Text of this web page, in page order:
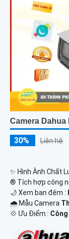
Camera Dahua
30% Liên hệ
✨ Hình Ành Chất
®️ Tích hợp công
🌙 Xem ban đêm :
🌧️ Mẫu Camera
️💠 Ưu Điểm : Công